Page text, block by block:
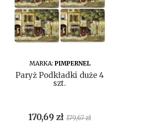
DO KOSZYKA
MARKA: PIMPERNEL
Paryż Podkładki duże 4
szt.
Cena
170,69 zł Cena
179,67 zł